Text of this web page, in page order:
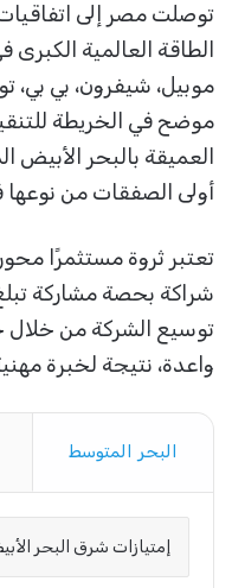
توصلت مصر إلى
الطاقة العالمية
موبيل، شيفرون، بي بي،
موضح في الخريطة
العميقة بالبحر الأبيض
أولى الصفقات من نوعها
تعتبر ثروة مستثمرًا
توسيع الشركة من
واعدة، نتيجة لخبرة
البحر المتوسط
إمتيازات شرق البحر